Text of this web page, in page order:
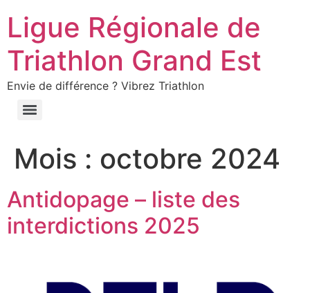
Ligue Régionale de
Triathlon Grand Est
Envie de différence ? Vibrez Triathlon
Mois : octobre 2024
Antidopage – liste des
interdictions 2025